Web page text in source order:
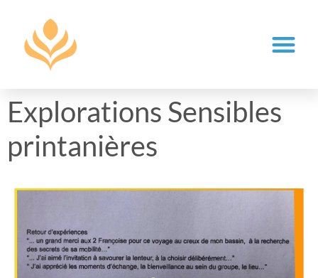
Explorations Sensibles
printanières